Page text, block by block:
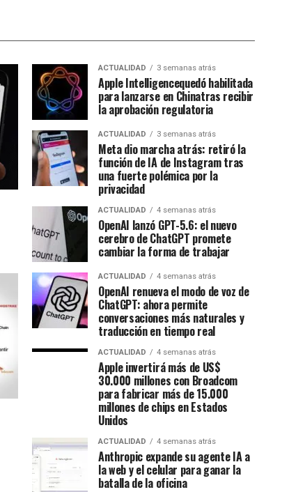
ACTUALIDAD 3 semanas atrás
Apple Intelligencequedó habilitada
para lanzarse en Chinatras recibir
la aprobación regulatoria
ACTUALIDAD 3 semanas atrás
Meta dio marcha atrás: retiró la
función de IA de Instagram tras
una fuerte polémica por la
privacidad
ACTUALIDAD 4 semanas atrás
OpenAI lanzó GPT-5.6: el nuevo
cerebro de ChatGPT promete
cambiar la forma de trabajar
ACTUALIDAD 4 semanas atrás
OpenAI renueva el modo de voz de
ChatGPT: ahora permite
conversaciones más naturales y
traducción en tiempo real
ACTUALIDAD 4 semanas atrás
Apple invertirá más de US$
30.000 millones con Broadcom
para fabricar más de 15.000
millones de chips en Estados
Unidos
ACTUALIDAD 4 semanas atrás
Anthropic expande su agente IA a
la web y el celular para ganar la
batalla de la oficina